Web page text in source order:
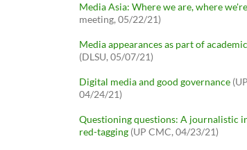
Media Asia: Where we are, where
meeting, 05/22/21)
Media appearances as part of
(DLSU, 05/07/21)
Digital media and good governance
04/24/21)
Questioning questions: A journalistic
red-tagging (UP CMC, 04/23/21)